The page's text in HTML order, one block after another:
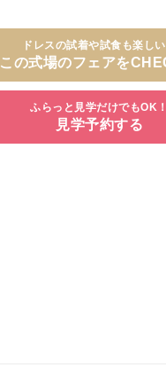
ドレスの試着や試食も楽しい
この式場のフェアを
ふらっと見学だけでもOK！
見学予約する